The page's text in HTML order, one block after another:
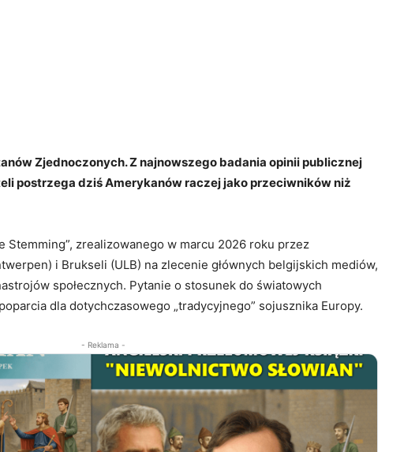
Zjednoczonych. Z najnowszego badania opinii publicznej
postrzega dziś Amerykanów raczej jako przeciwników niż
Stemming”, zrealizowanego w marcu 2026 roku przez
i Brukseli (ULB) na zlecenie głównych belgijskich mediów,
społecznych. Pytanie o stosunek do światowych
dla dotychczasowego „tradycyjnego” sojusznika Europy.
- Reklama -